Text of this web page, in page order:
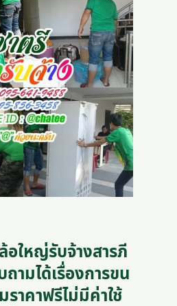
ใหญ่รับจ้างสารภี
ามได้เรื่องการขน
าคาฟรีไม่มีค่าใช้